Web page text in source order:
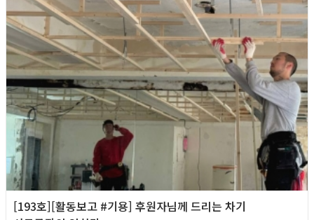
[193호][활동보고 #기용] 후원자님께 드리는 차기